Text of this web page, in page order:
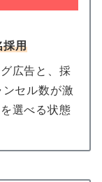
採用
広告と、採
セル数が激
選べる状態